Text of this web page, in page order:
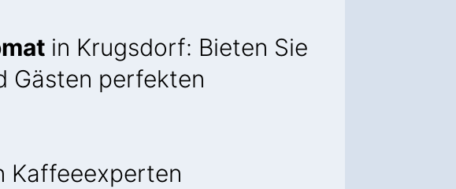
in Krugsdorf: Bieten Sie
Gästen perfekten
Kaffeeexperten